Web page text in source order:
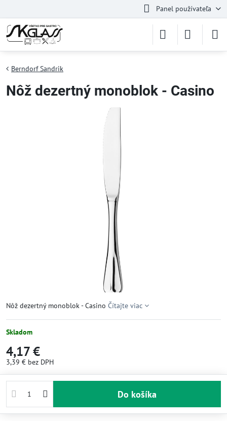
Panel používateľa
Berndorf Sandrik
Nôž dezertný monoblok - Casino
Nôž dezertný monoblok - Casino Čítajte viac
Skladom
4,17 €
3,39 € bez DPH
Do košíka